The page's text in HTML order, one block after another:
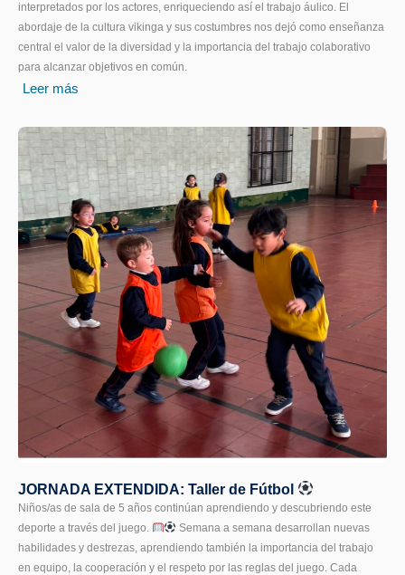
interpretados por los actores, enriqueciendo así el trabajo áulico. El
abordaje de la cultura vikinga y sus costumbres nos dejó como enseñanza
central el valor de la diversidad y la importancia del trabajo colaborativo
para alcanzar objetivos en común.
Leer más
JORNADA EXTENDIDA: Taller de Fútbol
Niños/as de sala de 5 años continúan aprendiendo y descubriendo este
deporte a través del juego.
Semana a semana desarrollan nuevas
habilidades y destrezas, aprendiendo también la importancia del trabajo
en equipo, la cooperación y el respeto por las reglas del juego. Cada